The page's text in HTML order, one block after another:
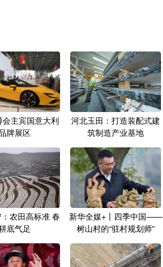
主宾国意大利
牌展区
河北玉田：打造装配式建
筑制造产业基地
农田高标准 春
底气足
新华全媒+丨四季中国——
树山村的“驻村规划师”